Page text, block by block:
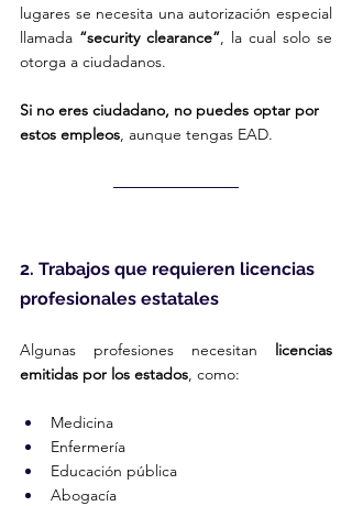
lugares se necesita una autorización especial
llamada “security clearance”, la cual solo se
otorga a ciudadanos.
Si no eres ciudadano, no puedes optar por
estos empleos, aunque tengas EAD.
2. Trabajos que requieren licencias
profesionales estatales
Algunas profesiones necesitan licencias
emitidas por los estados, como:
Medicina
Enfermería
Educación pública
Abogacía